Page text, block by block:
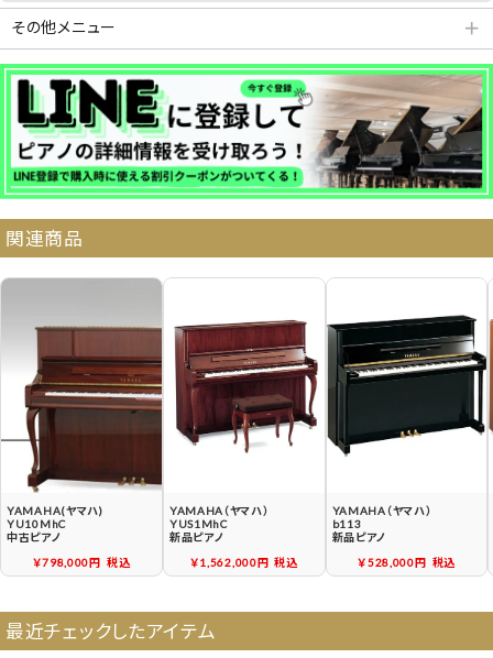
その他メニュー ＋
分割払いシミュレーション
納品・サービス・消音取付可能エリア
よくある質問 送料について
契約後の流れ 保証サービス
中古ピアノ買戻しサービ
中古ピアノの状態につい
て
関連商品
YAMAHA(ヤマハ)
YU10MhC
中古ピアノ
￥798,000円 税込
YAMAHA（ヤマハ）
YUS1MhC
新品ピアノ
￥1,562,000円 税込
YAMAHA（ヤマハ）
b113
新品ピアノ
￥528,000円 税込
最近チェックしたアイテム